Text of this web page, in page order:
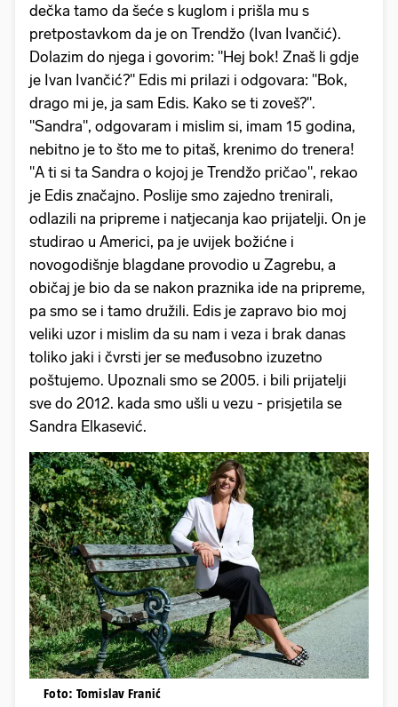
dečka tamo da šeće s kuglom i prišla mu s
pretpostavkom da je on Trendžo (Ivan Ivančić).
Dolazim do njega i govorim: "Hej bok! Znaš li gdje
je Ivan Ivančić?" Edis mi prilazi i odgovara: "Bok,
drago mi je, ja sam Edis. Kako se ti zoveš?".
"Sandra", odgovaram i mislim si, imam 15 godina,
nebitno je to što me to pitaš, krenimo do trenera!
"A ti si ta Sandra o kojoj je Trendžo pričao", rekao
je Edis značajno. Poslije smo zajedno trenirali,
odlazili na pripreme i natjecanja kao prijatelji. On je
studirao u Americi, pa je uvijek božićne i
novogodišnje blagdane provodio u Zagrebu, a
običaj je bio da se nakon praznika ide na pripreme,
pa smo se i tamo družili. Edis je zapravo bio moj
veliki uzor i mislim da su nam i veza i brak danas
toliko jaki i čvrsti jer se međusobno izuzetno
poštujemo. Upoznali smo se 2005. i bili prijatelji
sve do 2012. kada smo ušli u vezu - prisjetila se
Sandra Elkasević.
Foto: Tomislav Franić